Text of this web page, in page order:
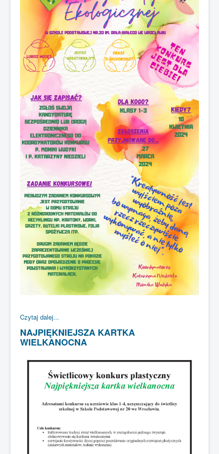
Czytaj dalej...
NAJPIĘKNIEJSZA KARTKA
WIELKANOCNA